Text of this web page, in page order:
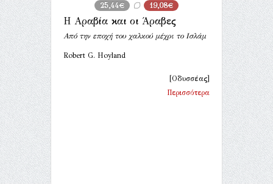
25,44€ 19,08€
Η Αραβία και οι Άραβες
Από την εποχή του χαλκού μέχρι το Ισλάμ
Robert G. Hoyland
[Οδυσσέας]
Περισσότερα